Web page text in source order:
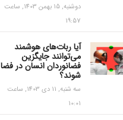
دوشنبه, 15 بهمن 1403, ساعت
19:57
آیا ربات‌های هوشمند
می‌توانند جایگزین
فضانوردان انسان در فضا
شوند؟
سه شنبه, 11 دی 1403, ساعت
10:01